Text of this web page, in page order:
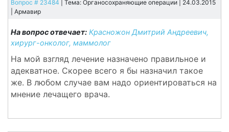
Вопрос # 23484 | Тема: Органосохраняющие операции | 24.03.2015
Армавир
На вопрос отвечает: Красножон Дмитрий Андреевич,
хирург-онколог, маммолог
На мой взгляд лечение назначено правильное и
адекватное. Скорее всего я бы назначил такое
же. В любом случае вам надо ориентироваться на
мнение лечащего врача.